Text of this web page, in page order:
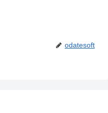
odatesoft